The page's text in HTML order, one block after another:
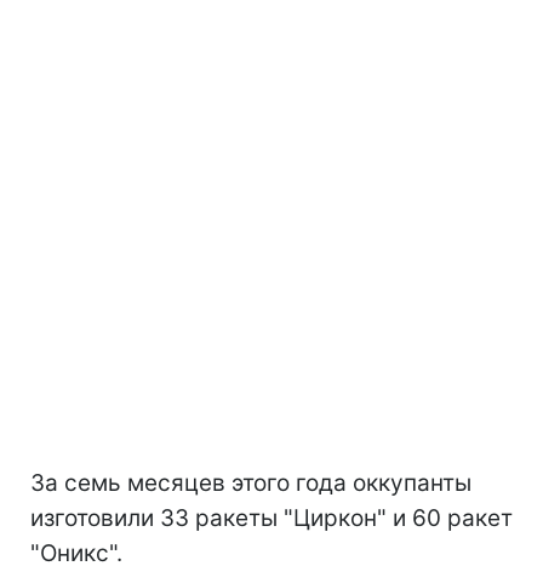
За семь месяцев этого года оккупанты
изготовили 33 ракеты "Циркон" и 60 ракет
"Оникс".